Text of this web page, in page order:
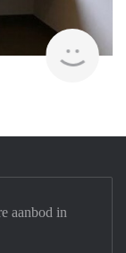
aanbod in